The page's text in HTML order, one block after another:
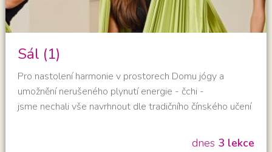
Sál (1)
Pro nastolení harmonie v prostorech Domu jógy a
umožnění nerušeného plynutí energie - čchi -
jsme nechali vše navrhnout dle tradičního čínského učení
vzduchotechnické jednotky s rekuperací vzduchu, a tak
dnes 3 lekce